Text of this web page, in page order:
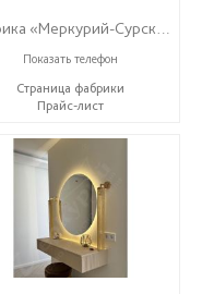
Фабрика «Меркурий-Сурский»
+7 (8415) 73-05-06
Показать телефон
Страница фабрики
Прайс-лист